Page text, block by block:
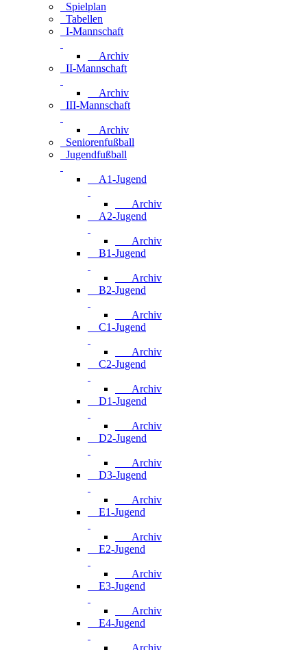
Spielplan
Tabellen
I-Mannschaft
Archiv
II-Mannschaft
Archiv
III-Mannschaft
Archiv
Seniorenfußball
Jugendfußball
A1-Jugend
Archiv
A2-Jugend
Archiv
B1-Jugend
Archiv
B2-Jugend
Archiv
C1-Jugend
Archiv
C2-Jugend
Archiv
D1-Jugend
Archiv
D2-Jugend
Archiv
D3-Jugend
Archiv
E1-Jugend
Archiv
E2-Jugend
Archiv
E3-Jugend
Archiv
E4-Jugend